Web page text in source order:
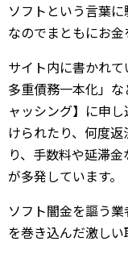
ソフトという言葉
なのでまともにお金
サイト内に書かれ
多重債務一本化」
ャッシング】に申
けられたり、何度
り、手数料や延滞
が多発しています。
ソフト闇金を謳う
を巻き込んだ激しい